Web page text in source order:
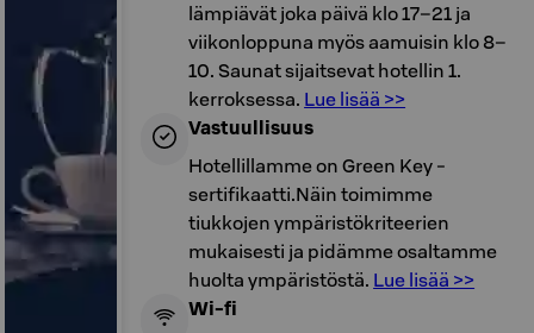
lämpiävät joka päivä klo 17–21 ja
viikonloppuna myös aamuisin klo 8–
10. Saunat sijaitsevat hotellin 1.
kerroksessa. Lue lisää >>
Vastuullisuus
Hotellillamme on Green Key -
sertifikaatti.Näin toimimme
tiukkojen ympäristökriteerien
mukaisesti ja pidämme osaltamme
huolta ympäristöstä. Lue lisää >>
Wi-fi